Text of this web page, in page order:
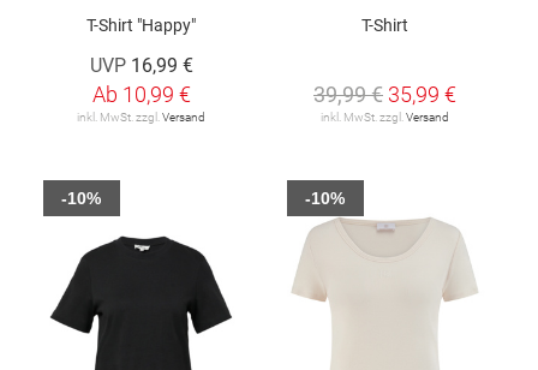
T-Shirt "Happy"
UVP 16,99 €
Ab 10,99 €
inkl. MwSt. zzgl.Versand
T-Shirt
39,99 € 35,99 €
inkl. MwSt. zzgl.Versand
-10% -10%